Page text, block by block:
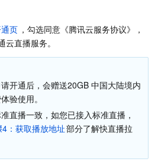
通）
页 ，勾选同意《腾讯云服务协议》，
云直播服务。
开通后，会赠送20GB 中国大陆境内
验使用。
直播一致，如您已接入标准直播，
4：获取播放地址部分了解快直播拉